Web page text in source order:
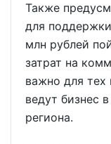
Также
для
млн рублей
затрат на
важно для тех
ведут бизнес
региона.